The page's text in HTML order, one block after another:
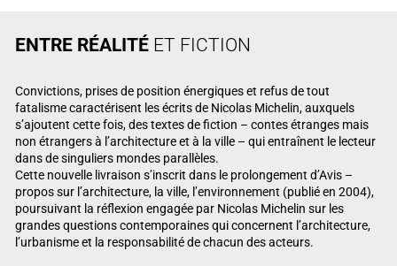
ENTRE RÉALITÉ ET FICTION
Convictions, prises de position énergiques et refus de tout
fatalisme caractérisent les écrits de Nicolas Michelin, auxquels
s’ajoutent cette fois, des textes de ﬁction – contes étranges mais
non étrangers à l’architecture et à la ville – qui entraînent le lecteur
dans de singuliers mondes parallèles.
Cette nouvelle livraison s’inscrit dans le prolongement d’Avis –
propos sur l’architecture, la ville, l’environnement (publié en 2004),
poursuivant la réﬂexion engagée par Nicolas Michelin sur les
grandes questions contemporaines qui concernent l’architecture,
l’urbanisme et la responsabilité de chacun des acteurs.